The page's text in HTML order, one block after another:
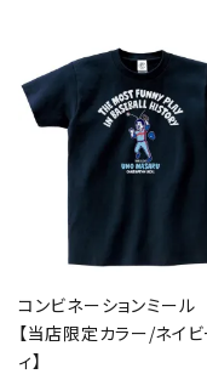
コンビネーションミール
【当店限定カラー/ネイ
ィ】